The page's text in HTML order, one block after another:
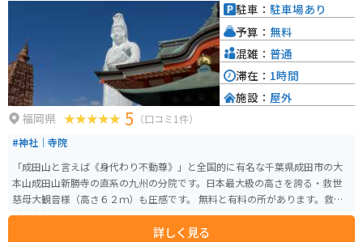
福岡県 5 （口コミ1件）
#神社｜寺院
「成田山と言えば《身代わり不動尊》」と全国的に有名な千葉県成田市の大
本山成田山新勝寺の直系の九州の分院です。日本最大級の高さを誇る・救世
慈母大観音様（高さ６２ｍ）も圧感です。 無料と有料の所があります。救世
慈母大観音様を近くで見たい場合は、500円位の入場料が必要です。
詳しく見る
駐車： 駐車場あり
予算： 無料
混雑： 普通
滞在： 1時間
施設： 屋外